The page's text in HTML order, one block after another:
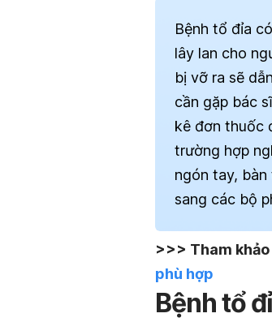
Bệnh tổ đỉa
lây lan cho
bị vỡ ra sẽ
cần gặp bác
kê đơn thuốc
trường hợp
ngón tay, bàn
sang các bộ
>>> Tham
phù hợp
Bệnh tổ